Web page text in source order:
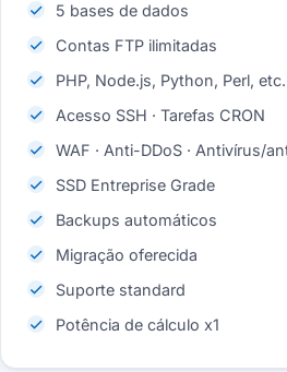
5 bases de dados
Contas FTP ilimitadas
PHP, Node.js, Python, Perl, etc.
Acesso SSH · Tarefas CRON
WAF · Anti-DDoS · Antivírus/
SSD Entreprise Grade
Backups automáticos
Migração oferecida
Suporte standard
Potência de cálculo x1